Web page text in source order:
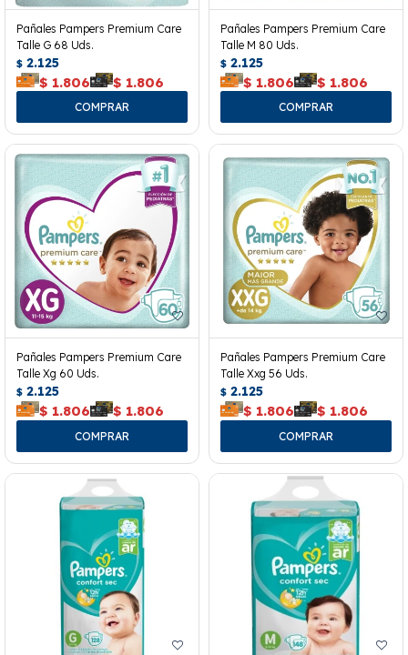
Pañales Pampers Premium Care
Talle G 68 Uds.
$ 2.125
$ 1.806 $ 1.806
Pañales Pampers Premium Care
Talle M 80 Uds.
$ 2.125
$ 1.806 $ 1.806
Pañales Pampers Premium Care
Talle Xg 60 Uds.
$ 2.125
$ 1.806 $ 1.806
Pañales Pampers Premium Care
Talle Xxg 56 Uds.
$ 2.125
$ 1.806 $ 1.806